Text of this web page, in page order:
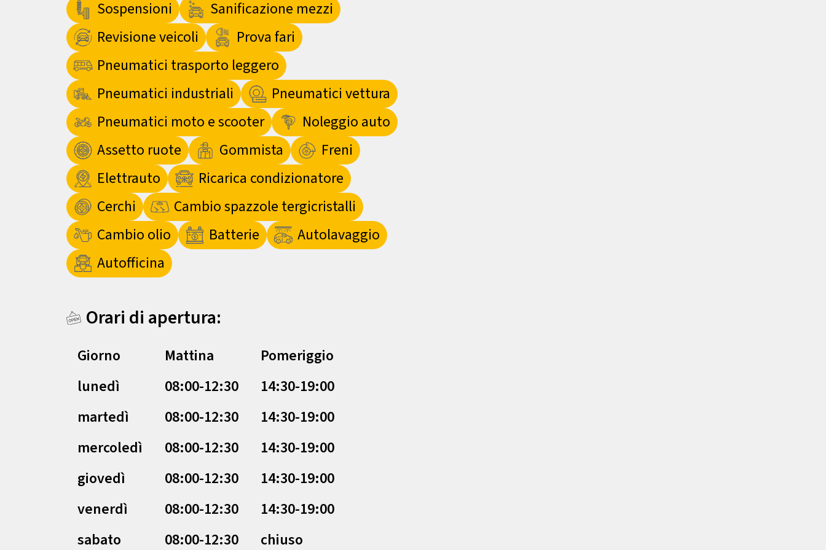
Sospensioni
Sanificazione mezzi
Revisione veicoli
Prova fari
Pneumatici trasporto leggero
Pneumatici industriali
Pneumatici vettura
Pneumatici moto e scooter
Noleggio auto
Assetto ruote
Gommista
Freni
Elettrauto
Ricarica condizionatore
Cerchi
Cambio spazzole tergicristalli
Cambio olio
Batterie
Autolavaggio
Autofficina
Orari di apertura:
Giorno Mattina
Pomeriggio
lunedì
08:00-12:30
14:30-19:00
martedì
08:00-12:30
14:30-19:00
mercoledì
08:00-12:30
14:30-19:00
giovedì
08:00-12:30
14:30-19:00
venerdì
08:00-12:30
14:30-19:00
sabato
08:00-12:30 chiuso